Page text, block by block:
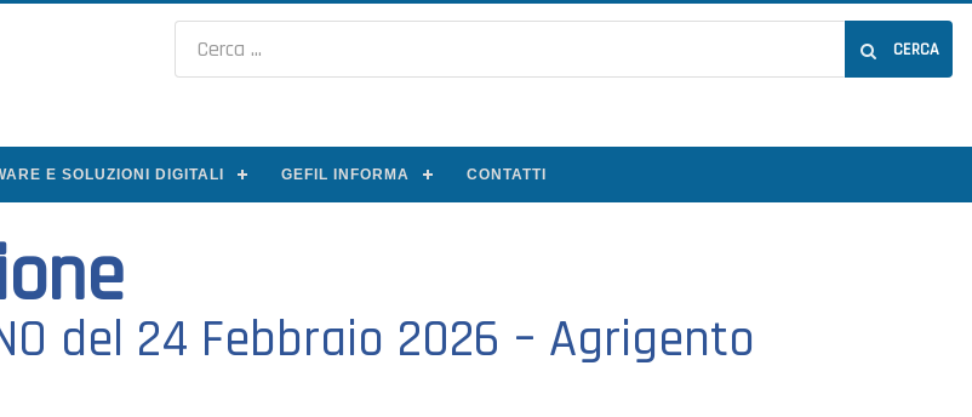
CERCA
E SOLUZIONI DIGITALI GEFIL INFORMA CONTATTI
del 24 Febbraio 2026 – Agrigento